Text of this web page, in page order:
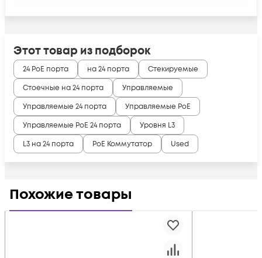
Этот товар из подборок
24 PoE порта на 24 порта
Стекируемые
Стоечные на 24 порта
Управляемые
Управляемые 24 порта
Управляемые PoE
Управляемые PoE 24 порта
Уровня L3
L3 на 24 порта
PoE Коммутатор Used
Похожие товары